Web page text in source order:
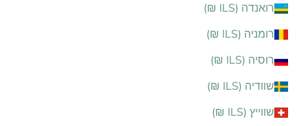
רואנדה (ILS ₪)
רומניה (ILS ₪)
רוסיה (ILS ₪)
שוודיה (ILS ₪)
שווייץ (ILS ₪)